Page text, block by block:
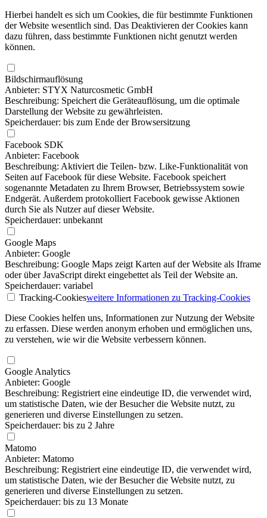
Hierbei handelt es sich um Cookies, die für bestimmte Funktionen
der Website wesentlich sind. Das Deaktivieren der Cookies kann
dazu führen, dass bestimmte Funktionen nicht genutzt werden
können.
Bildschirmauflösung
Anbieter: STYX Naturcosmetic GmbH
Beschreibung: Speichert die Geräteauflösung, um die optimale
Darstellung der Website zu gewährleisten.
Speicherdauer: bis zum Ende der Browsersitzung
Facebook SDK
Anbieter: Facebook
Beschreibung: Aktiviert die Teilen- bzw. Like-Funktionalität von
Seiten auf Facebook für diese Website. Facebook speichert
sogenannte Metadaten zu Ihrem Browser, Betriebssystem sowie
Endgerät. Außerdem protokolliert Facebook gewisse Aktionen
durch Sie als Nutzer auf dieser Website.
Speicherdauer: unbekannt
Google Maps
Anbieter: Google
Beschreibung: Google Maps zeigt Karten auf der Website als Iframe
oder über JavaScript direkt eingebettet als Teil der Website an.
Speicherdauer: variabel
Tracking-Cookiesweitere Informationen zu Tracking-Cookies
Diese Cookies helfen uns, Informationen zur Nutzung der Website
zu erfassen. Diese werden anonym erhoben und ermöglichen uns,
zu verstehen, wie wir die Website verbessern können.
Google Analytics
Anbieter: Google
Beschreibung: Registriert eine eindeutige ID, die verwendet wird,
um statistische Daten, wie der Besucher die Website nutzt, zu
generieren und diverse Einstellungen zu setzen.
Speicherdauer: bis zu 2 Jahre
Matomo
Anbieter: Matomo
Beschreibung: Registriert eine eindeutige ID, die verwendet wird,
um statistische Daten, wie der Besucher die Website nutzt, zu
generieren und diverse Einstellungen zu setzen.
Speicherdauer: bis zu 13 Monate